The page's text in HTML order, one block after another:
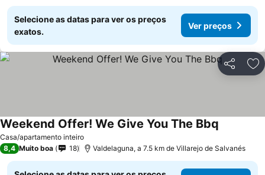
Selecione as datas para ver os preços
exatos.
Ver preços
Partilhar
Casa/apartamento inteiro
Weekend Offer! We Give You The Bbq
8,4 Muito boa 18 Valdelaguna, a 7.5 km de Villarejo de Salvanés